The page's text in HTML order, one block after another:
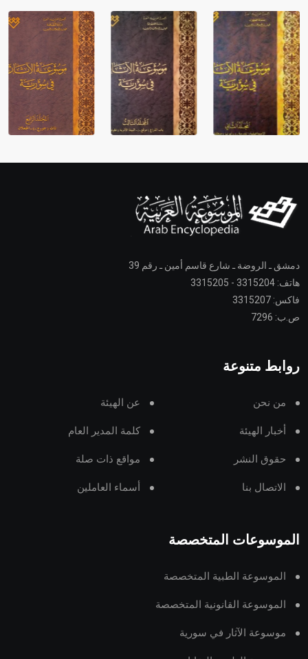
دمشق ـ الروضة ـ شارع قاسم أمين ـ رقم 39
هاتف: 3315204 - 3315205
فاكس: 3315207
ص.ب: 7296
روابط متنوعة
من نحن عن الهيئة
أخبار الهيئة كلمة المدير العام
حقوق النشر مواقع ذات صلة
الاتصال بنا أسماء العاملين
الموسوعات المتخصصة
الموسوعة الطبية المتخصصة
الموسوعة القانونية المتخصصة
موسوعة الآثار في سورية